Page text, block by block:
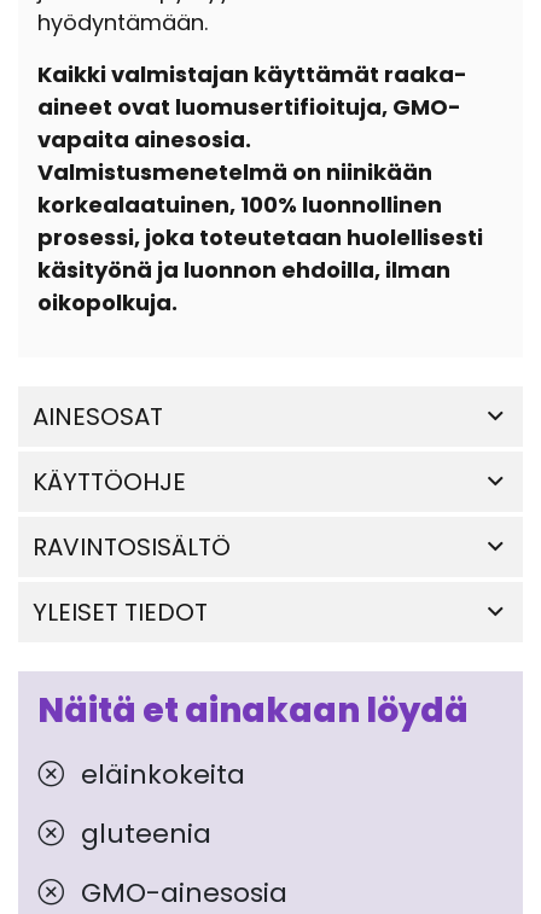
hyödyntämään.
Kaikki valmistajan käyttämät raaka-
aineet ovat luomusertifioituja, GMO-
vapaita ainesosia.
Valmistusmenetelmä on niinikään
korkealaatuinen, 100% luonnollinen
prosessi, joka toteutetaan huolellisesti
käsityönä ja luonnon ehdoilla, ilman
oikopolkuja.
AINESOSAT
KÄYTTÖOHJE
RAVINTOSISÄLTÖ
YLEISET TIEDOT
Näitä et ainakaan löydä
eläinkokeita
gluteenia
GMO-ainesosia